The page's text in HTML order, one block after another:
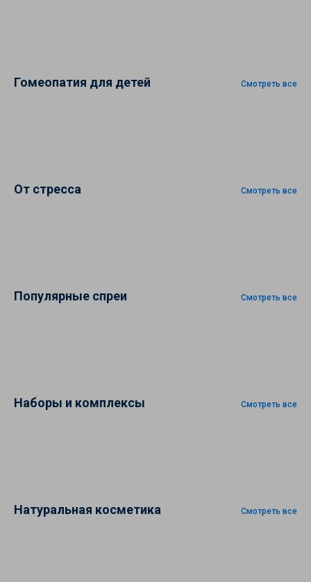
Гомеопатия для детей Смотреть все
От стресса Смотреть все
Популярные спреи Смотреть все
Наборы и комплексы Смотреть все
Натуральная косметика Смотреть все